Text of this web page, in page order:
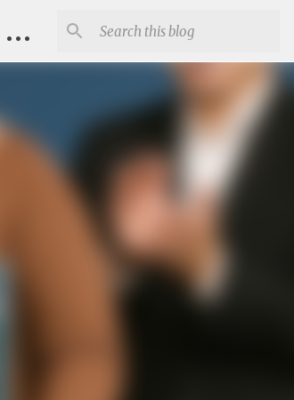
Distributor Souvenir di Tangerang Jual Produk Promosi Eksklusif Corporate dan Instansi Pemerintah